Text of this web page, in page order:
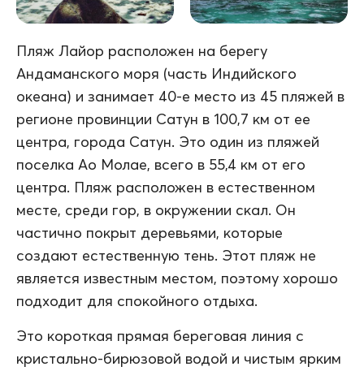
Пляж Лайор расположен на берегу
Андаманского моря (часть Индийского
океана) и занимает 40-е место из 45 пляжей в
регионе провинции Сатун в 100,7 км от ее
центра, города Сатун. Это один из пляжей
поселка Ао Молае, всего в 55,4 км от его
центра. Пляж расположен в естественном
месте, среди гор, в окружении скал. Он
частично покрыт деревьями, которые
создают естественную тень. Этот пляж не
является известным местом, поэтому хорошо
подходит для спокойного отдыха.
Это короткая прямая береговая линия с
кристально-бирюзовой водой и чистым ярким